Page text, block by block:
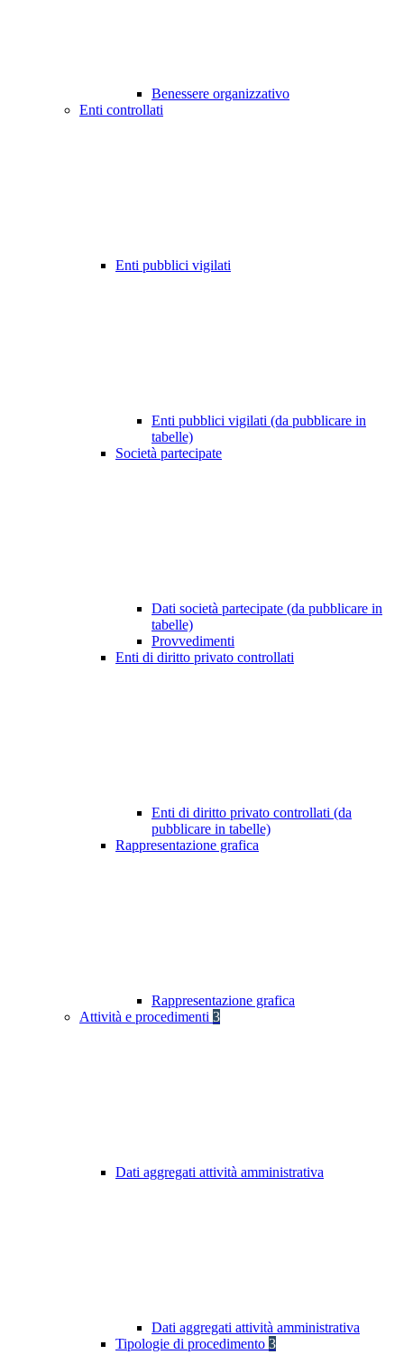
Benessere organizzativo
Enti controllati
Enti pubblici vigilati
Enti pubblici vigilati (da pubblicare in
tabelle)
Società partecipate
Dati società partecipate (da pubblicare in
tabelle)
Provvedimenti
Enti di diritto privato controllati
Enti di diritto privato controllati (da
pubblicare in tabelle)
Rappresentazione grafica
Rappresentazione grafica
Attività e procedimenti 3
Dati aggregati attività amministrativa
Dati aggregati attività amministrativa
Tipologie di procedimento 3